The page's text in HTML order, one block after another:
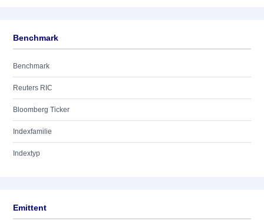
Benchmark
Benchmark
Reuters RIC
Bloomberg Ticker
Indexfamilie
Indextyp
Emittent